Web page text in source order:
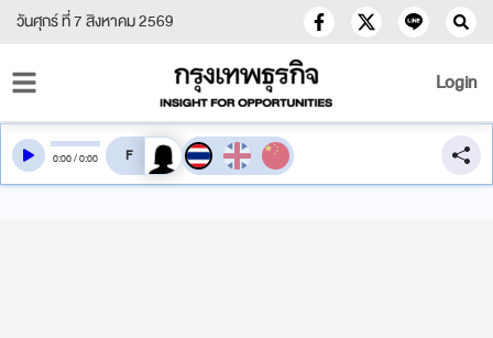
วันศุกร์ ที่ 7 สิงหาคม 2569
Login
0:00/0:00 สลับเสียงอ่าน